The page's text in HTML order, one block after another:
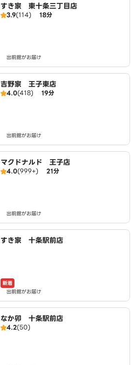
すき家 東十条三丁目店
3.9(114) 18分
出前館がお届け
吉野家 王子東店
4.0(418) 19分
出前館がお届け
マクドナルド 王子店
4.0(999+) 21分
出前館がお届け
すき家 十条駅前店
新着
出前館がお届け
なか卯 十条駅前店
4.2(50)